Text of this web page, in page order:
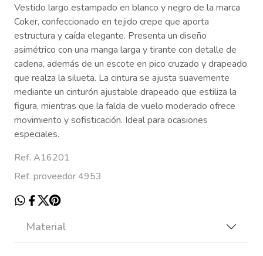
Vestido largo estampado en blanco y negro de la marca
Coker, confeccionado en tejido crepe que aporta
estructura y caída elegante. Presenta un diseño
asimétrico con una manga larga y tirante con detalle de
cadena, además de un escote en pico cruzado y drapeado
que realza la silueta. La cintura se ajusta suavemente
mediante un cinturón ajustable drapeado que estiliza la
figura, mientras que la falda de vuelo moderado ofrece
movimiento y sofisticación. Ideal para ocasiones
especiales.
Ref. A16201
Ref. proveedor 4953
Material